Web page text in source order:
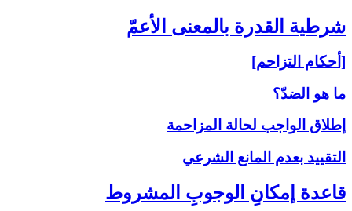
شرطية القدرة بالمعنى‏ الأعمّ‏
[أحكام التزاحم]
ما هو الضدّ؟
إطلاق الواجب لحالة المزاحمة
التقييد بعدم المانع الشرعي
قاعدة إمكانِ الوجوبِ المشروط